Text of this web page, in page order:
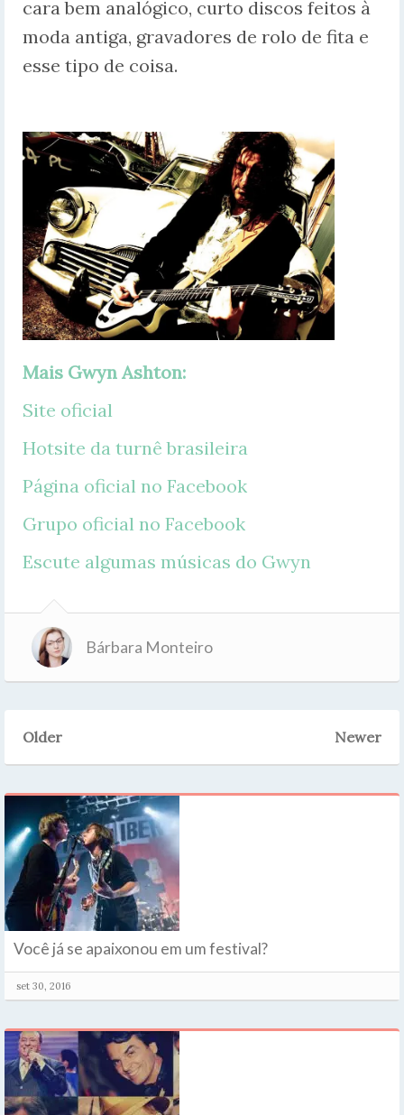
cara bem analógico, curto discos feitos à
moda antiga, gravadores de rolo de fita e
esse tipo de coisa.
Mais Gwyn Ashton:
Site oficial
Hotsite da turnê brasileira
Página oficial no Facebook
Grupo oficial no Facebook
Escute algumas músicas do Gwyn
Bárbara Monteiro
Older Newer
Você já se apaixonou em um festival?
set 30, 2016